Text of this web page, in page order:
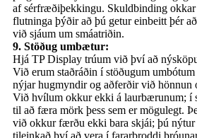
af sérfræðiþekkingu. Skuldbinding
flutninga þýðir að þú getur einbeitt þér
við sjáum um smáatriðin.
9. Stöðug umbætur:
Hjá TP Display trúum við því að
Við erum staðráðin í stöðugum
nýjar hugmyndir og aðferðir við hönnun
Við hvílum okkur ekki á laurbærunum; í
til að færa mörk þess sem er mögulegt.
við okkur færðu ekki bara skjái; þú